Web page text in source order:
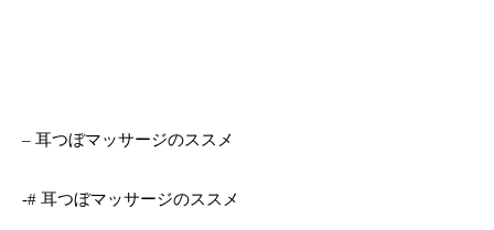
– 耳つぼマッサージのススメ
-# 耳つぼマッサージのススメ